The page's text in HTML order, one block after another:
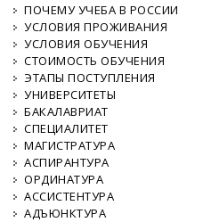
ПОЧЕМУ УЧЕБА В РОССИИ
УСЛОВИЯ ПРОЖИВАНИЯ
УСЛОВИЯ ОБУЧЕНИЯ
СТОИМОСТЬ ОБУЧЕНИЯ
ЭТАПЫ ПОСТУПЛЕНИЯ
УНИВЕРСИТЕТЫ
БАКАЛАВРИАТ
СПЕЦИАЛИТЕТ
МАГИСТРАТУРА
АСПИРАНТУРА
ОРДИНАТУРА
АССИСТЕНТУРА
АДЪЮНКТУРА